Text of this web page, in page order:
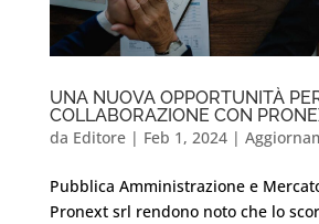
UNA NUOVA OPPORTUNITÀ
COLLABORAZIONE CON
da Editore| Feb 1, 2024|
Pubblica Amministrazione e
Pronext srl rendono noto che lo